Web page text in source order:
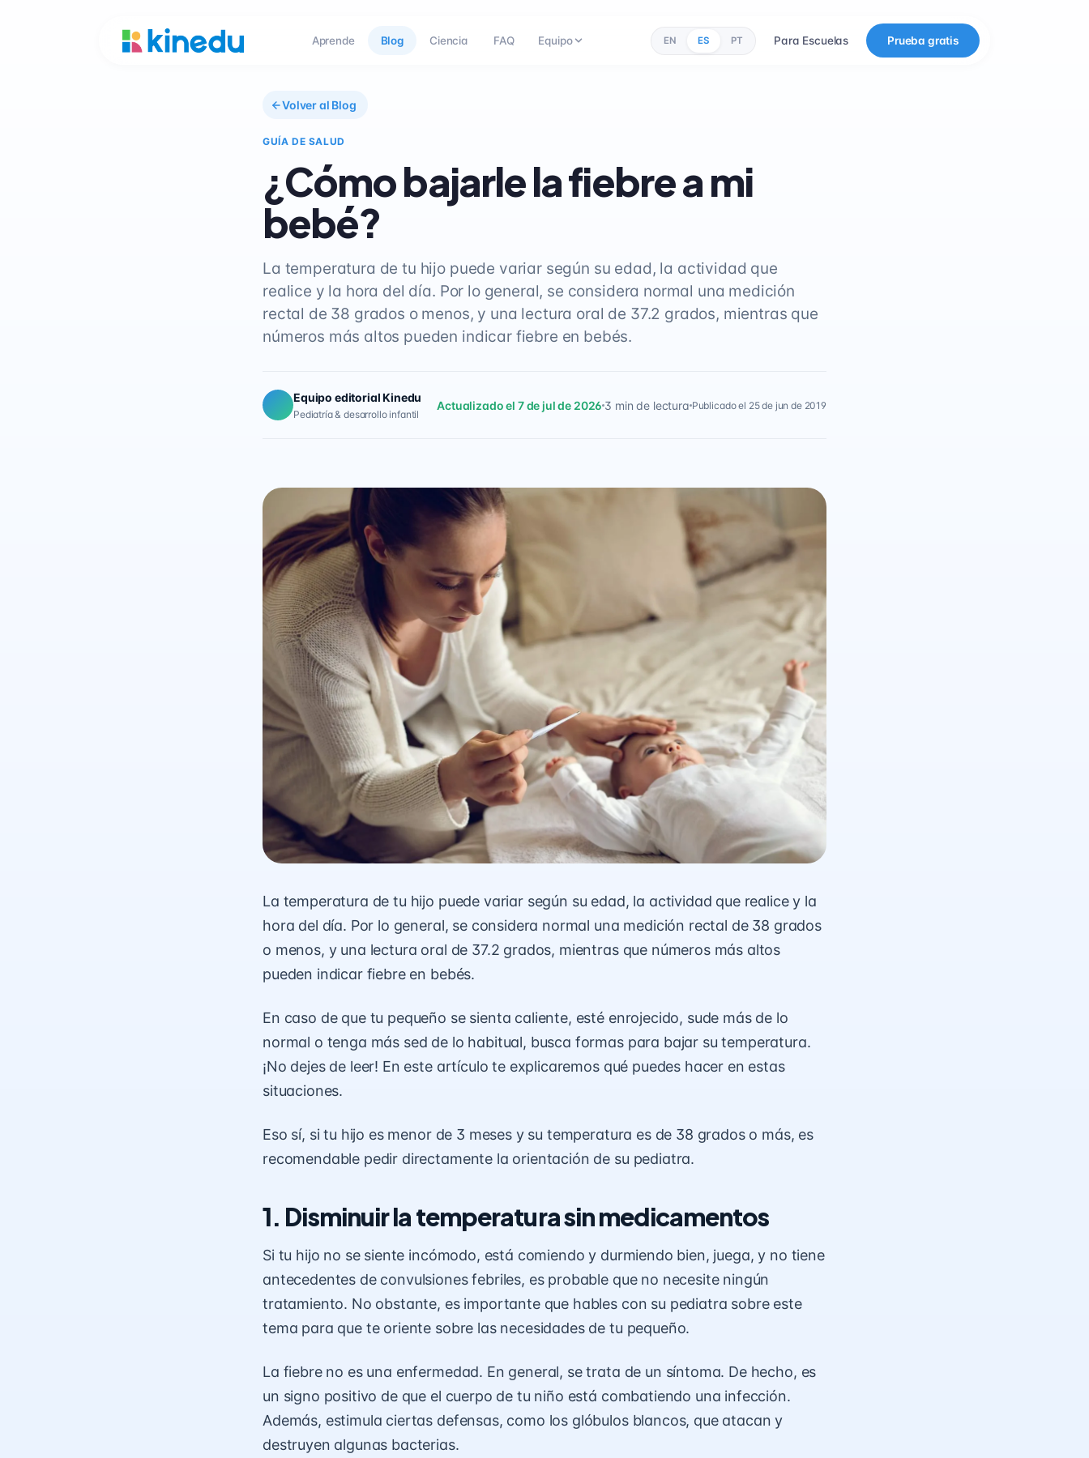
Aprende Blog Ciencia FAQ Equipo EN ES PT Para Escuelas Prueba gratis
Volver al Blog
GUÍA DE SALUD
¿Cómo bajarle la fiebre a mi
bebé?
La temperatura de tu hijo puede variar según su edad, la actividad que
realice y la hora del día. Por lo general, se considera normal una medición
rectal de 38 grados o menos, y una lectura oral de 37.2 grados, mientras que
números más altos pueden indicar fiebre en bebés.
Equipo editorial Kinedu
Pediatría & desarrollo infantil
Actualizado el 7 de jul de 2026 3 min de lectura Publicado el 25 de jun de 2019
La temperatura de tu hijo puede variar según su edad, la actividad que realice y la
hora del día. Por lo general, se considera normal una medición rectal de 38 grados
o menos, y una lectura oral de 37.2 grados, mientras que números más altos
pueden indicar fiebre en bebés.
En caso de que tu pequeño se sienta caliente, esté enrojecido, sude más de lo
normal o tenga más sed de lo habitual, busca formas para bajar su temperatura.
¡No dejes de leer! En este artículo te explicaremos qué puedes hacer en estas
situaciones.
Eso sí, si tu hijo es menor de 3 meses y su temperatura es de 38 grados o más, es
recomendable pedir directamente la orientación de su pediatra.
1. Disminuir la temperatura sin medicamentos
Si tu hijo no se siente incómodo, está comiendo y durmiendo bien, juega, y no tiene
antecedentes de convulsiones febriles, es probable que no necesite ningún
tratamiento. No obstante, es importante que hables con su pediatra sobre este
tema para que te oriente sobre las necesidades de tu pequeño.
La fiebre no es una enfermedad. En general, se trata de un síntoma. De hecho, es
un signo positivo de que el cuerpo de tu niño está combatiendo una infección.
Además, estimula ciertas defensas, como los glóbulos blancos, que atacan y
destruyen algunas bacterias.